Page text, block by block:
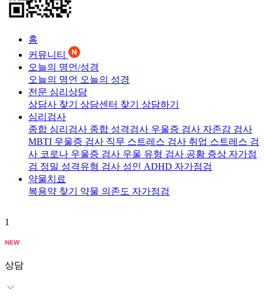
홈
커뮤니티
오늘의 명언/성경
오늘의 명언 오늘의 성경
전문 심리상담
상담사 찾기 상담센터 찾기 상담하기
심리검사
종합 심리검사 종합 성격검사 우울증 검사 자존감 검사
MBTI 우울증 검사 직무 스트레스 검사 취업 스트레스 검
사 코로나 우울증 검사 우울 유형 검사 공황 증상 자가점
검 정밀 성격유형 검사 성인 ADHD 자가점검
약물치료
복용약 찾기 약물 의존도 자가점검
1
상담